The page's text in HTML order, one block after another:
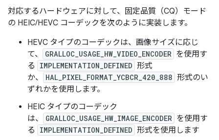
対応するハードウェアに対して、固定品質（CQ）モード
の HEIC/HEVC コーデックを次のように実装します。
HEVC タイプのコーデックは、画像サイズに応じ
て、
GRALLOC_USAGE_HW_VIDEO_ENCODER を使用す
る
IMPLEMENTATION_DEFINED 形式
か、
HAL_PIXEL_FORMAT_YCBCR_420_888 形式のい
ずれかを使用します。
HEIC タイプのコーデック
は、
GRALLOC_USAGE_HW_IMAGE_ENCODER を使用す
る
IMPLEMENTATION_DEFINED 形式を使用します